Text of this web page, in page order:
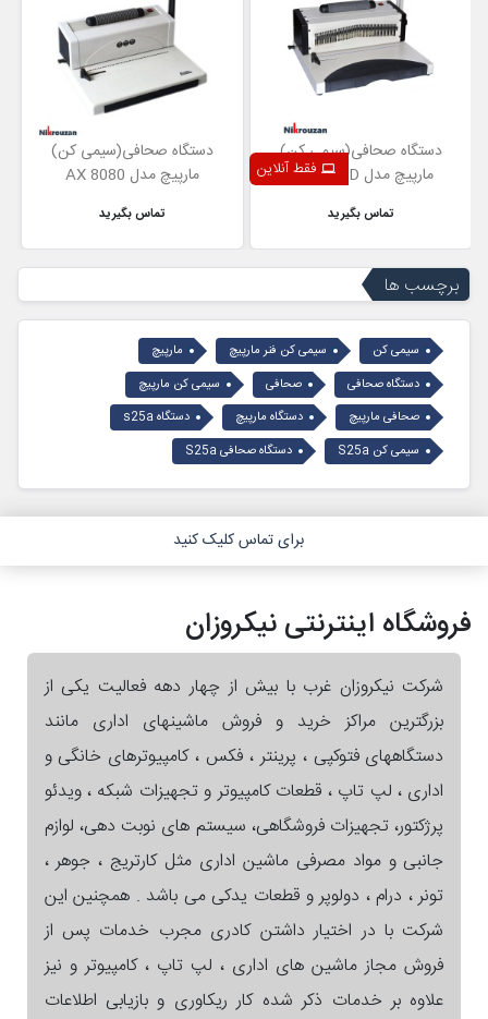
دستگاه صحافی(سیمی کن)
مارپیچ مدل AX 8080
تماس بگیرید
دستگاه صحافی(سیمی کن)
مارپیچ مدل AX 9080A
تماس بگیرید
برچسب ها
سیمی کن سیمی کن فنر مارپیچ
مارپیچ
دستگاه صحافی
صحافی
سیمی کن مارپیچ
صحافی مارپیچ
دستگاه مارپیچ
دستگاه s25a
سیمی کن S25a
دستگاه صحافی S25a
برای تماس کلیک کنید
فروشگاه اینترنتی نیکروزان
شرکت نیکروزان غرب با بیش از چهار دهه فعالیت یکی از
بزرگترین مراکز خرید و فروش ماشینهای اداری مانند
دستگاههای فتوکپی ، پرینتر ، فکس ، کامپیوترهای خانگی و
اداری ، لپ تاپ ، قطعات کامپیوتر و تجهیزات شبکه ، ویدئو
پرژکتور، تجهیزات فروشگاهی، سیستم های نوبت دهی، لوازم
جانبی و مواد مصرفی ماشین اداری مثل کارتریج ، جوهر ،
تونر ، درام ، دولوپر و قطعات یدکی می باشد . همچنین این
شرکت با در اختیار داشتن کادری مجرب خدمات پس از
فروش مجاز ماشین های اداری ، لپ تاپ ، کامپیوتر و نیز
علاوه بر خدمات ذکر شده کار ریکاوری و بازیابی اطلاعات